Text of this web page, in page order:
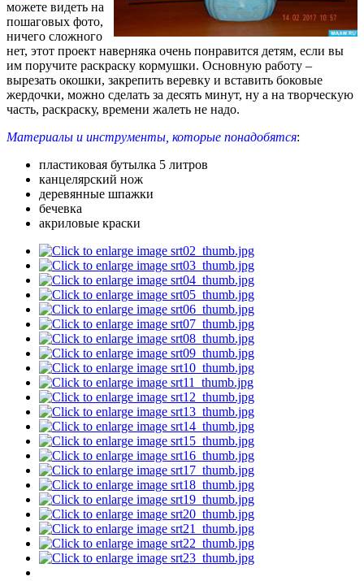
можете видеть на
пошаговых фото,
ничего сложного
нет, этот проект наверняка очень понравится детям, если вы
им поручите раскраску кормушки. Основную работу –
вырезать окошки, закрепить веревку и вставить боковые
жердочки, можно сделать за десять минут, ну а на творческую
часть, раскраску, времени жалеть не надо.
Материалы и инструменты, которые понадобятся:
пластиковая бутылка 5 литров
канцелярский нож
деревянные шпажки
бечевка
акриловые краски